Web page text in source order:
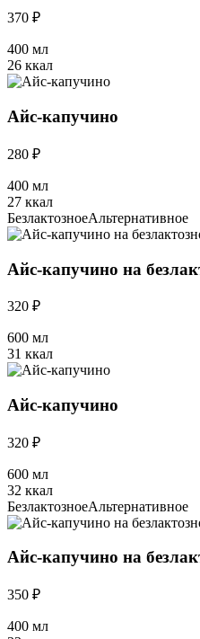
370 ₽
400 мл
26 ккал
Айс-капучино
280 ₽
400 мл
27 ккал
БезлактозноеАльтернативное
Айс-капучино на
320 ₽
600 мл
31 ккал
Айс-капучино
320 ₽
600 мл
32 ккал
БезлактозноеАльтернативное
Айс-капучино на
350 ₽
400 мл